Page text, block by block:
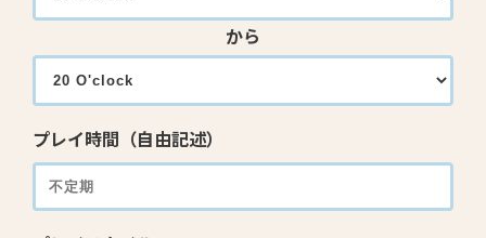
から
プレイ時間（自由記述）